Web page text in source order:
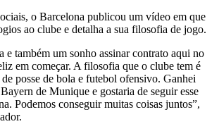
o Barcelona publicou um vídeo em que
ao clube e detalha a sua filosofia de jogo.
e também um sonho assinar contrato aqui no
em começar. A filosofia que o clube tem é
posse de bola e futebol ofensivo. Ganhei
de Munique e gostaria de seguir esse
Podemos conseguir muitas coisas juntos”,